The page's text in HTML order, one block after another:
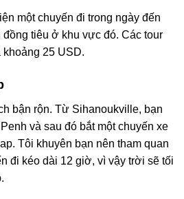
một chuyến đi trong ngày đến
tiêu ở khu vực đó. Các tour
25 USD.
bận rộn. Từ Sihanoukville, bạn
và sau đó bắt một chuyến xe
Tôi khuyên bạn nên tham quan
đi kéo dài 12 giờ, vì vậy trời sẽ tối